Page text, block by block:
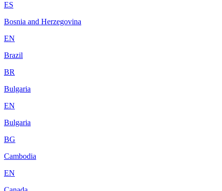
ES
Bosnia and Herzegovina
EN
Brazil
BR
Bulgaria
EN
Bulgaria
BG
Cambodia
EN